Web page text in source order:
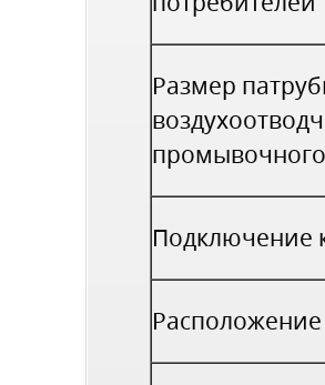
Размер
промывочного
Подключение
Расположение